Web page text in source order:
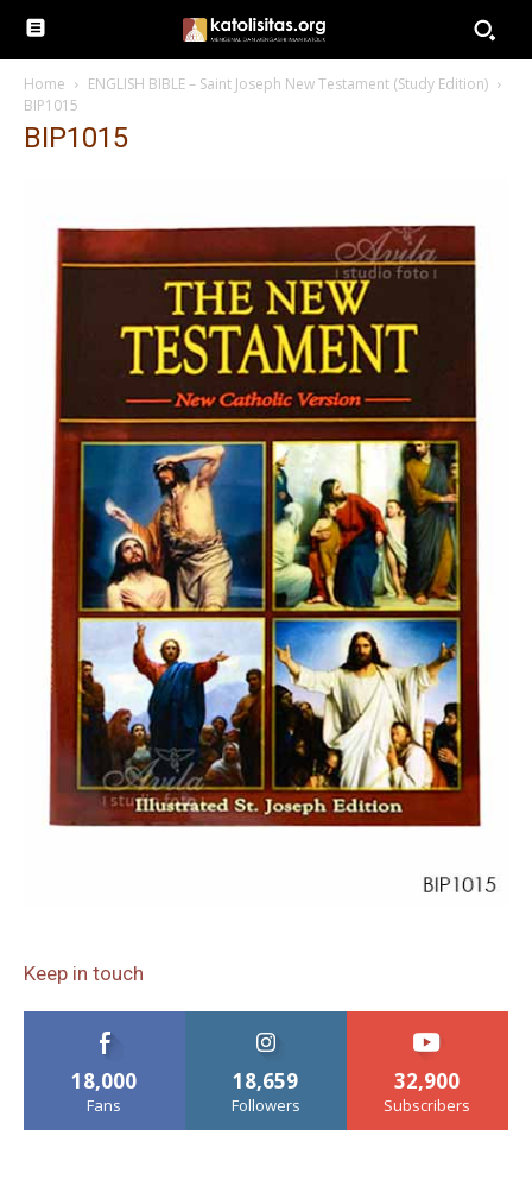
Home
ENGLISH BIBLE – Saint Joseph New Testament (Study Edition)
BIP1015
BIP1015
Keep in touch
18,000
Fans
18,659
Followers
32,900
Subscribers